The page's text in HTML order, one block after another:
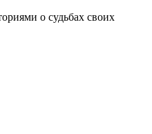
о судьбах своих